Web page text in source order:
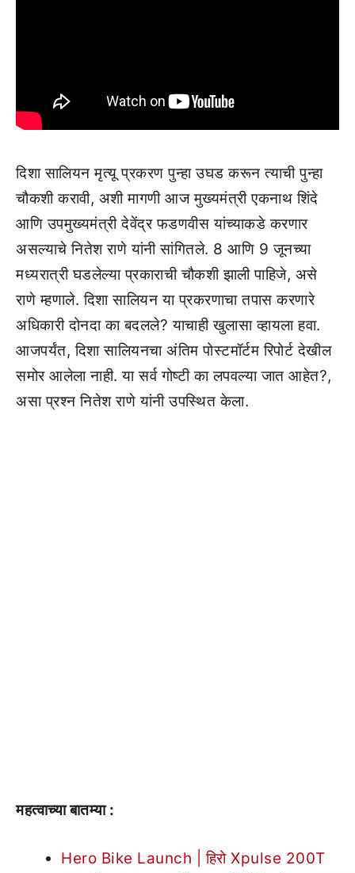
दिशा सालियन मृत्यू प्रकरण पुन्हा उघड करून त्याची पुन्हा
चौकशी करावी, अशी मागणी आज मुख्यमंत्री एकनाथ शिंदे
आणि उपमुख्यमंत्री देवेंद्र फडणवीस यांच्याकडे करणार
असल्याचे नितेश राणे यांनी सांगितले. 8 आणि 9 जूनच्या
मध्यरात्री घडलेल्या प्रकाराची चौकशी झाली पाहिजे, असे
राणे म्हणाले. दिशा सालियन या प्रकरणाचा तपास करणारे
अधिकारी दोनदा का बदलले? याचाही खुलासा व्हायला हवा.
आजपर्यंत, दिशा सालियनचा अंतिम पोस्टमॉर्टम रिपोर्ट देखील
समोर आलेला नाही. या सर्व गोष्टी का लपवल्या जात आहेत?,
असा प्रश्न नितेश राणे यांनी उपस्थित केला.
महत्वाच्या बातम्या :
Hero Bike Launch | हिरो Xpulse 200T